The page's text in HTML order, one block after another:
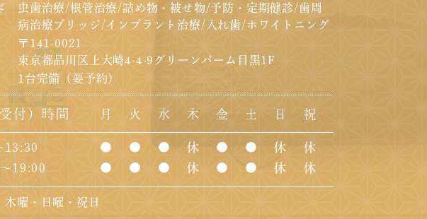
虫歯治療/根管治療/詰め物・被せ物/予防・定期健診/歯周
病治療ブリッジ/インプラント治療/入れ歯/ホワイトニング
〒141-0021
東京都品川区上大崎4-4-9グリーンパーム目黒1F
1台完備（要予約）
付）時間 月 火 水 木 金 土 日 祝
13:30 ● ● ● 休 ● ● 休
休
19:00
● ● ● 休 ● ● 休 休
曜・日曜・祝日